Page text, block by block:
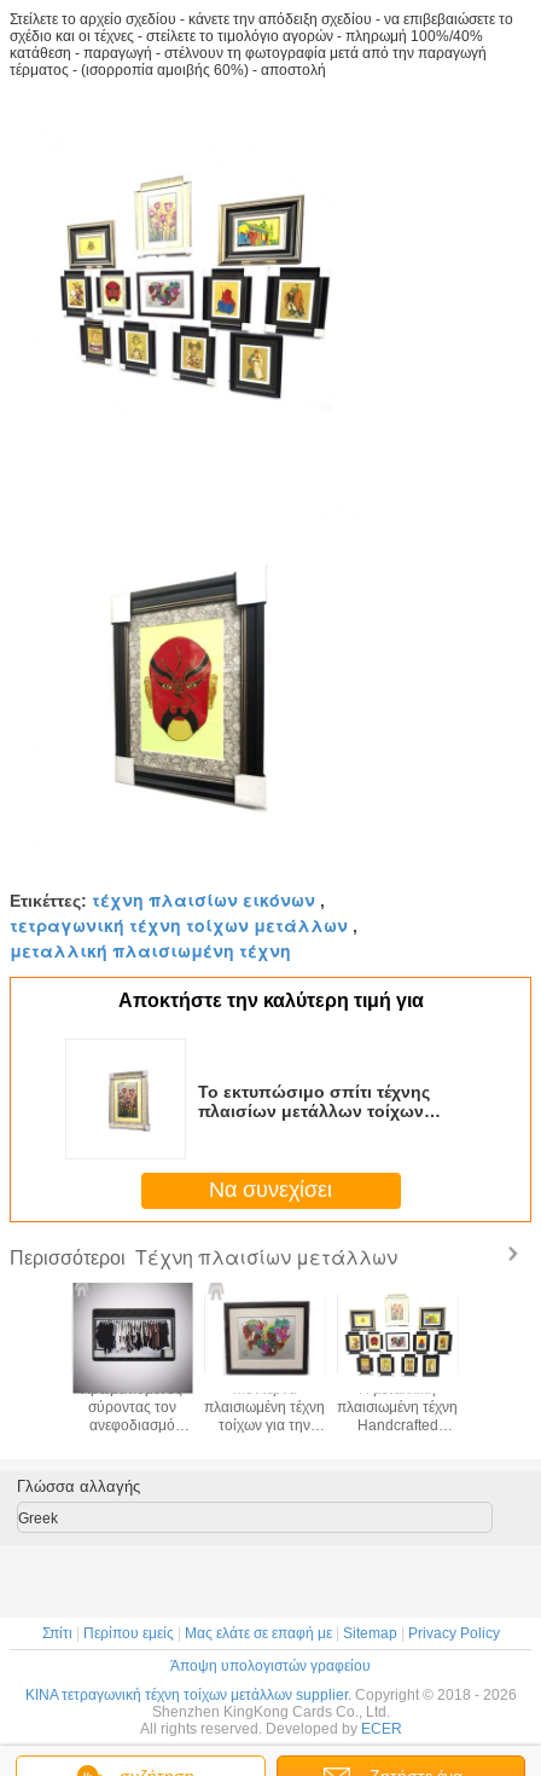
Στείλετε το αρχείο σχεδίου - κάνετε την απόδειξη σχεδίου - να επιβεβαιώσετε το
σχέδιο και οι τέχνες - στείλετε το τιμολόγιο αγορών - πληρωμή 100%/40%
κατάθεση - παραγωγή - στέλνουν τη φωτογραφία μετά από την παραγωγή
τέρματος - (ισορροπία αμοιβής 60%) - αποστολή
Ετικέττες: τέχνη πλαισίων εικόνων ,
τετραγωνική τέχνη τοίχων μετάλλων ,
μεταλλική πλαισιωμένη τέχνη
Αποκτήστε την καλύτερη τιμή για
Το εκτυπώσιμο σπίτι τέχνης
πλαισίων μετάλλων τοίχων
Να συνεχίσει
Περισσότεροι Τέχνη πλαισίων μετάλλων
Χρωματισμένος
σύροντας τον
ανεφοδιασμό
ανοξείδωτου
τέχνης πλαισίων
φωτογραφιών
Μοντέρνα
πλαισιωμένη τέχνη
τοίχων για την
χεριών καθιστικών
Η μεταλλική
πλαισιωμένη τέχνη
Handcrafted
εκτύπωση
Γλώσσα αλλαγής
Greek
Σπίτι | Περίπου εμείς | Μας ελάτε σε επαφή με| Sitemap| Privacy Policy
Άποψη υπολογιστών γραφείου
ΚΙΝΑ τετραγωνική τέχνη τοίχων μετάλλων supplier. Copyright © 2018 - 2026
Shenzhen KingKong Cards Co., Ltd.
All rights reserved. Developed by ECER